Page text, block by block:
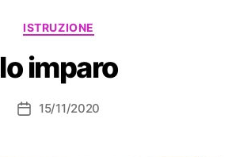
Categorie
ISTRUZIONE
Io imparo
Data15/11/2020